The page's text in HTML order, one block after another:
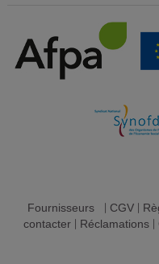
Fournisseurs| CGV|
contacter| Réclamations|